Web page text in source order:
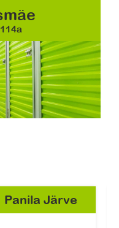
Panila Järve